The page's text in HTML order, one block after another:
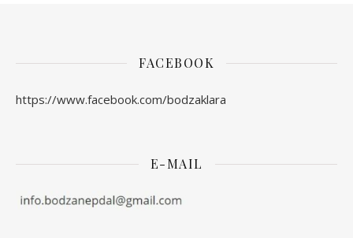
FACEBOOK
https://www.facebook.com/bodzaklara
E-MAIL